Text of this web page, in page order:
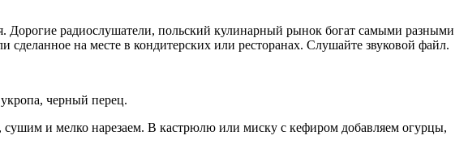
Дорогие радиослушатели, польский кулинарный рынок богат самыми разными
на месте в кондитерских или ресторанах. Слушайте звуковой файл.
черный перец.
и мелко нарезаем. В кастрюлю или миску с кефиром добавляем огурцы,